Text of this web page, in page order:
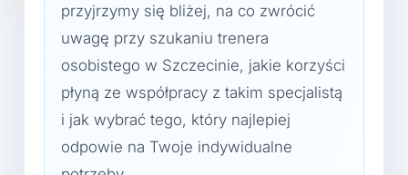
przyjrzymy się bliżej, na co zwrócić
uwagę przy szukaniu trenera
osobistego w Szczecinie, jakie korzyści
płyną ze współpracy z takim specjalistą
i jak wybrać tego, który najlepiej
odpowie na Twoje indywidualne